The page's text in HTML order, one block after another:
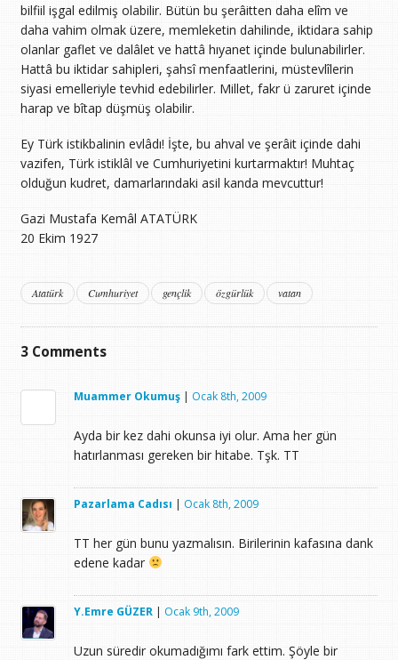
bilfiil işgal edilmiş olabilir. Bütün bu şerâitten daha elîm ve
daha vahim olmak üzere, memleketin dahilinde, iktidara sahip
olanlar gaflet ve dalâlet ve hattâ hıyanet içinde bulunabilirler.
Hattâ bu iktidar sahipleri, şahsî menfaatlerini, müstevlîlerin
siyasi emelleriyle tevhid edebilirler. Millet, fakr ü zaruret içinde
harap ve bîtap düşmüş olabilir.
Ey Türk istikbalinin evlâdı! İşte, bu ahval ve şerâit içinde dahi
vazifen, Türk istiklâl ve Cumhuriyetini kurtarmaktır! Muhtaç
olduğun kudret, damarlarındaki asil kanda mevcuttur!
Gazi Mustafa Kemâl ATATÜRK
20 Ekim 1927
Atatürk Cumhuriyet gençlik özgürlük vatan
3Comments
Muammer Okumuş| Ocak 8th, 2009
Ayda bir kez dahi okunsa iyi olur. Ama her gün
hatırlanması gereken bir hitabe. Tşk. TT
Pazarlama Cadısı | Ocak 8th, 2009
TT her gün bunu yazmalısın. Birilerinin kafasına dank
edene kadar
Y.Emre GÜZER| Ocak 9th, 2009
Uzun süredir okumadığımı fark ettim. Şöyle bir